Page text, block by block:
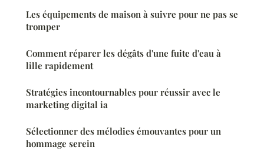
Les équipements de maison à suivre pour ne pas se
tromper
Comment réparer les dégâts d'une fuite d'eau à
lille rapidement
Stratégies incontournables pour réussir avec le
marketing digital ia
Sélectionner des mélodies émouvantes pour un
hommage serein